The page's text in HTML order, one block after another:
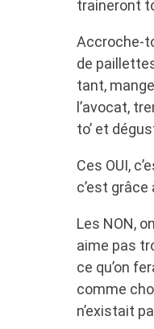
traineront
Accroche-
de
tant,
l’avocat,
to’ et
Ces OUI,
c’est grâce
Les NON,
aime pas
ce qu’on
comme
n’existait